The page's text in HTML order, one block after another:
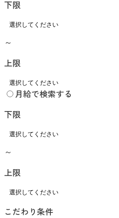
下限
～
上限
月給で検索する
下限
～
上限
こだわり条件